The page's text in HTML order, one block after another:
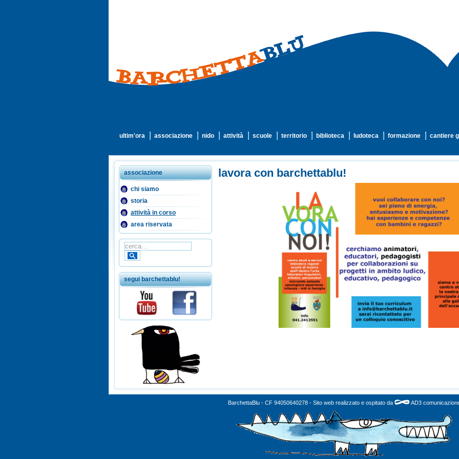
ultim'ora associazione nido attività scuole territorio biblioteca ludoteca formazione cantiere
associazione
chi siamo
storia
attività in corso
area riservata
segui barchettablu!
lavora con barchettablu!
BarchettaBlu - CF 94050640278 - Sito web realizzato e ospitato da AD3